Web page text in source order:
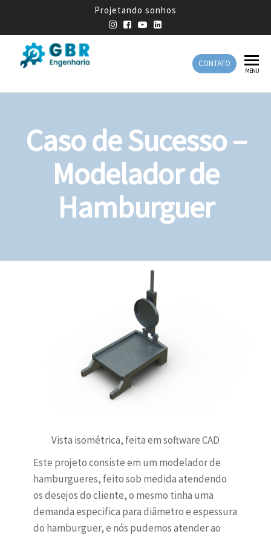
Projetando sonhos
Engenharia
Engenharia
CONTATO
MENU
Caso de Sucesso –
Modelador de
Hamburguer
Vista isométrica, feita em software CAD
Este projeto consiste em um modelador de
hamburgueres, feito sob medida atendendo
os desejos do cliente, o mesmo tinha uma
demanda especifica para diâmetro e espessura
do hamburguer, e nós pudemos atender ao